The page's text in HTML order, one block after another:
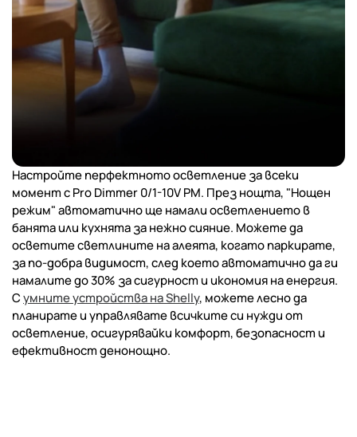
Настройте перфектното осветление за всеки
момент с Pro Dimmer 0/1-10V PM. През нощта, "Нощен
режим" автоматично ще намали осветлението в
банята или кухнята за нежно сияние. Можете да
осветите светлините на алеята, когато паркирате,
за по-добра видимост, след което автоматично да ги
намалите до 30% за сигурност и икономия на енергия.
Сумните устройства на Shelly, можете лесно да
планирате и управлявате всичките си нужди от
осветление, осигурявайки комфорт, безопасност и
ефективност денонощно.